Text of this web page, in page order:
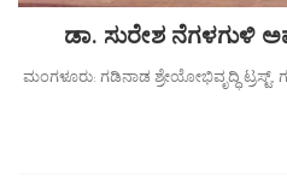
ಡಾ. ಸುರೇಶ ನೆಗಳಗುಳಿ
ಮಂಗಳೂರು: ಗಡಿನಾಡ ಶ್ರೇಯೋಭಿವೃದ್ಧಿ‌ ಟ್ರಸ್ಟ್,